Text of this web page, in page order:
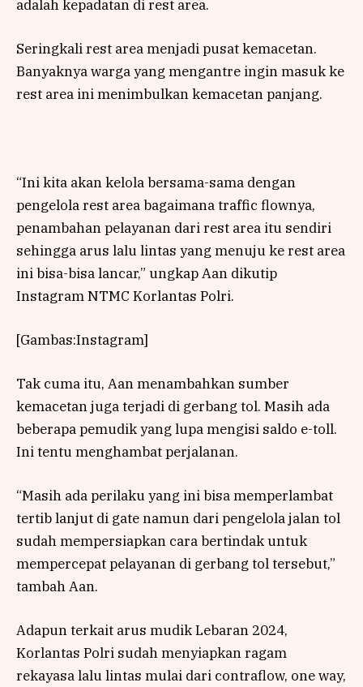
adalah kepadatan di rest area.
Seringkali rest area menjadi pusat kemacetan.
Banyaknya warga yang mengantre ingin masuk ke
rest area ini menimbulkan kemacetan panjang.
“Ini kita akan kelola bersama-sama dengan
pengelola rest area bagaimana traffic flownya,
penambahan pelayanan dari rest area itu sendiri
sehingga arus lalu lintas yang menuju ke rest area
ini bisa-bisa lancar,” ungkap Aan dikutip
Instagram NTMC Korlantas Polri.
[Gambas:Instagram]
Tak cuma itu, Aan menambahkan sumber
kemacetan juga terjadi di gerbang tol. Masih ada
beberapa pemudik yang lupa mengisi saldo e-toll.
Ini tentu menghambat perjalanan.
“Masih ada perilaku yang ini bisa memperlambat
tertib lanjut di gate namun dari pengelola jalan tol
sudah mempersiapkan cara bertindak untuk
mempercepat pelayanan di gerbang tol tersebut,”
tambah Aan.
Adapun terkait arus mudik Lebaran 2024,
Korlantas Polri sudah menyiapkan ragam
rekayasa lalu lintas mulai dari contraflow, one way,